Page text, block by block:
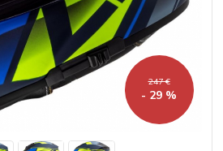
247 €
- 29 %